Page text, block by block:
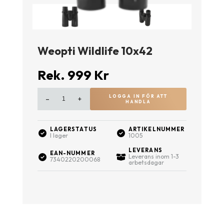
Weopti Wildlife 10x42
Rek. 999 Kr
– +
LOGGA IN FÖR ATT
HANDLA
LAGERSTATUS
I lager
ARTIKELNUMMER
1005
EAN-NUMMER
7340220200068
LEVERANS
Leverans inom 1-3
arbetsdagar